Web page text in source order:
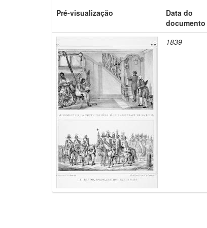
Pré-visualização
Data do
documento
1839